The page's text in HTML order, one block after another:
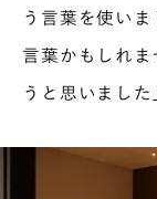
う言葉を使いま
言葉かもしれま
うと思いました